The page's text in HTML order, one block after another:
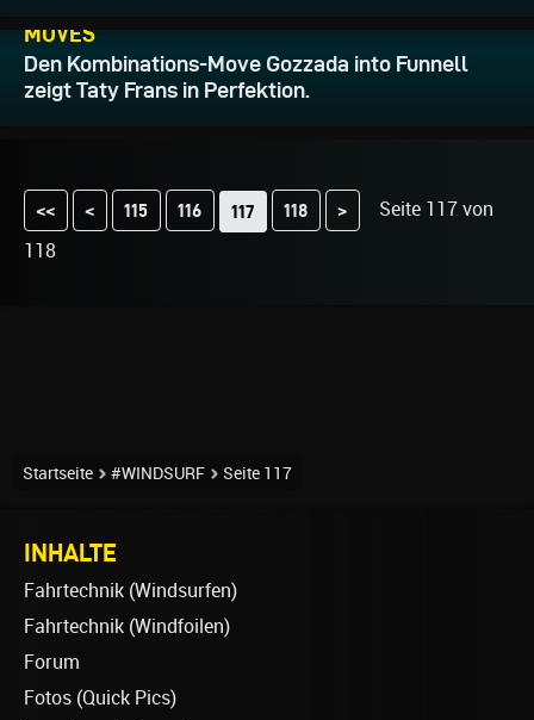
MOVES
Den Kombinations-Move Gozzada into Funnell
zeigt Taty Frans in Perfektion.
<< < 115 116 117 118 >
Seite 117 von
118
Startseite #WINDSURF Seite 117
INHALTE
Fahrtechnik (Windsurfen)
Fahrtechnik (Windfoilen)
Forum
Fotos (Quick Pics)